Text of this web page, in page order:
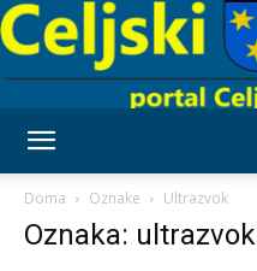
Doma Oznake Ultrazvok
Oznaka: ultrazvok